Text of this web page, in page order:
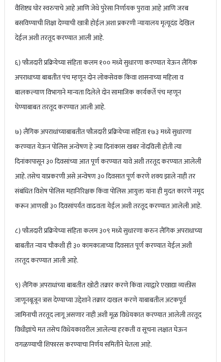
वैशिष्ट्य घोर स्वरुपाचे आहे आणि जेथे पुरेसा निर्णायक पुरावा आहे आणि जरब
बसविण्याची शिक्षा देण्याची खात्री होईल अशा प्रकरणी न्यायालय मृत्यूदंड देखिल
देईल अशी तरतूद करण्यात आली आहे.
६) फौजदारी प्रक्रियेच्या संहिता कलम १०० मध्ये सुधारणा करण्यात येऊन लैंगिक
अपराधाच्या बाबतीत पंच म्हणून दोन लोकसेवक किंवा शासनाच्या महिला व
बालकल्याण विभागाने मान्यता दिलेले दोन सामाजिक कार्यकर्ते पंच म्हणून
घेण्याबाबत तरतूद करण्यात आली आहे.
७) लैंगिक अपराधांच्याबाबतीत फौजदारी प्रक्रियेच्या संहिता १७३ मध्ये सुधारणा
करण्यात येऊन पोलिस अन्वेषण हे ज्या दिनांकास खबर नोंदविली होती त्या
दिनांकापासून ३० दिवसांच्या आत पूर्ण करण्यात यावे अशी तरतूद करण्यात आलेली
आहे. तसेच याप्रकरणी असे अन्वेषण ३० दिवसात पूर्ण करणे शक्य झाले नाही तर
संबंधित विशेष पोलिस महानिरिक्षक किंवा पोलिस आयुक्त यांना ही मुदत कारणे नमूद
करून आणखी ३० दिवसांपर्यंत वाढवता येईल अशी तरतूद करण्यात आलेली आहे.
८) फौजदारी प्रक्रियेच्या संहिता कलम ३०९ मध्ये सुधारणा करुन लैंगिक अपराधाच्या
बाबतीत न्याय चौकशी ही ३० कामकाजाच्या दिवसात पूर्ण करण्यात येईल अशी
तरतूद करण्यात आली आहे.
९) लैंगिक अपराधांच्या बाबतीत खोटी तक्रार करणे किंवा त्याद्वारे एखाद्या व्यक्तीस
जाणूनबूजून त्रास देण्याच्या उद्देशाने तक्रार दाखल करणे याबाबतील अटकपूर्व
जामिनाची तरतूद लागू असणार नाही अशी मूळ विधेयकात करण्यात आलेली तरतूद
विधीज्ञांचे मत तसेच विधेयकावरील आलेल्या हरकती व सूचना लक्षात घेऊन
वगळण्याची शिफारस करण्याचा निर्णय समितीने घेतला आहे.